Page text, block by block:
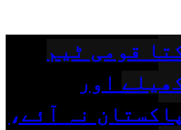
قومی ٹیم
اور
نہ آئے،